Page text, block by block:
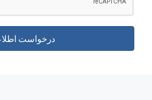
درخواست اطلاعات